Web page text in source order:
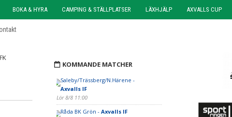
BOKA & HYRA CAMPING & STÄLLPLATSER LÄXHJÄLP AXVALLS CUP
KOMMANDE MATCHER
Saleby/Trässberg/N.Härene -
Axvalls IF
Lör 8/8 11:00
Råda BK Grön - Axvalls IF